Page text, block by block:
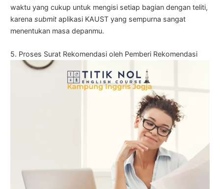
waktu yang cukup untuk mengisi setiap bagian dengan teliti,
karenasubmit aplikasi KAUST yang sempurna sangat
menentukan masa depanmu.
5. Proses Surat Rekomendasi oleh Pemberi Rekomendasi